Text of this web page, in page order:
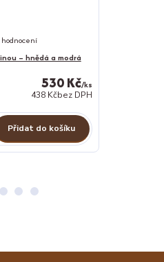
hodnocení
– hnědá a modrá
530 Kč/ks
438 Kčbez DPH
Přidat do košíku